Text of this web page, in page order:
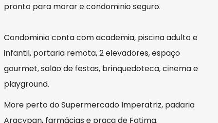
pronto para morar e condominio seguro.
Condominio conta com academia, piscina adulto e
infantil, portaria remota, 2 elevadores, espaço
gourmet, salão de festas, brinquedoteca, cinema e
playground.
More perto do Supermercado Imperatriz, padaria
Aracypan, farmácias e praça de Fatima.